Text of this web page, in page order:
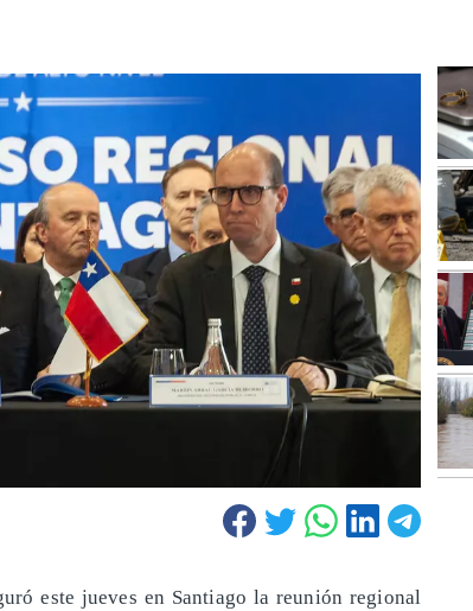
este jueves en Santiago la reunión regional